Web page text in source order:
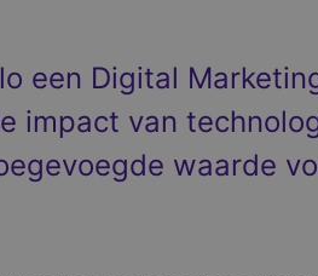
een Digital
impact van
waarde